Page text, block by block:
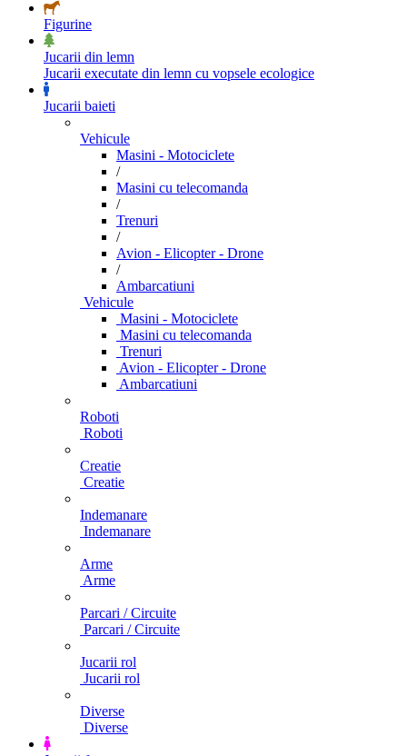
Figurine
Jucarii din lemn
Jucarii executate din lemn cu vopsele ecologice
Jucarii baieti
Vehicule
Masini - Motociclete
/
Masini cu telecomanda
/
Trenuri
/
Avion - Elicopter - Drone
/
Ambarcatiuni
Vehicule
Masini - Motociclete
Masini cu telecomanda
Trenuri
Avion - Elicopter - Drone
Ambarcatiuni
Roboti
Roboti
Creatie
Creatie
Indemanare
Indemanare
Arme
Arme
Parcari / Circuite
Parcari / Circuite
Jucarii rol
Jucarii rol
Diverse
Diverse